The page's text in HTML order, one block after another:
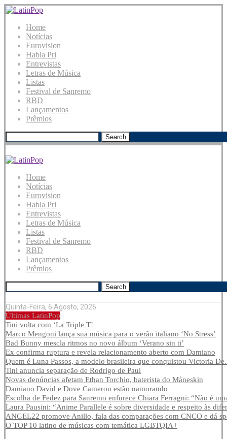
Home
Notícias
Eurovision
Habla Pri
Entrevistas
Letras de Música
Listas
Festival de Sanremo
RBD
Lançamentos
Prêmios
Search
Home
Notícias
Eurovision
Habla Pri
Entrevistas
Letras de Música
Listas
Festival de Sanremo
RBD
Lançamentos
Prêmios
Search
Quinta-Feira, 6 Agosto, 2026
Últimas LatinPop
Tini volta com ‘La Triple T’
Marco Mengoni lança sua música para o verão italiano ‘No Stress’
Bad Bunny mescla ritmos no novo álbum ‘Verano sin ti’
Ex confirma ruptura e revela relacionamento aberto com Damiano
Quem é Luna Passos, a modelo brasileira que conquistou Victoria
Tini anuncia separação de Rodrigo de Paul
Novas denúncias afetam Ethan Torchio, baterista do Måneskin
Damiano David e Dove Cameron estão namorando
Escolha de Fedez para Sanremo enfurece Chiara Ferragni: “Não é
Laura Pausini: “Anime Parallele é sobre diversidade e respeito às
ANGEL22 promove Anillo, fala das comparações com CNCO e dá
O TOP 10 latino de músicas com temática LGBTQIA+